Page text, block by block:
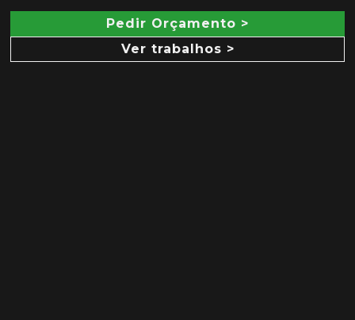
Pedir Orçamento >
Ver trabalhos >